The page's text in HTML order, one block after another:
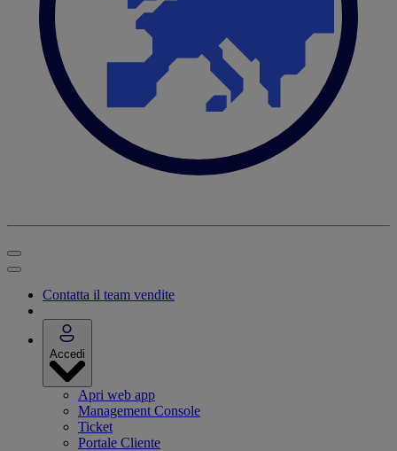
Contatta il team vendite
Accedi
Apri web app
Management Console
Ticket
Portale Cliente